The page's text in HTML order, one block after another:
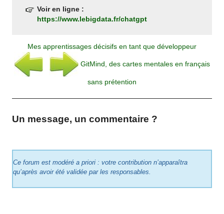
Voir en ligne :
https://www.lebigdata.fr/chatgpt
Mes apprentissages décisifs en tant que développeur
GitMind, des cartes mentales en français
sans prétention
Un message, un commentaire ?
Ce forum est modéré a priori : votre contribution n’apparaîtra
qu’après avoir été validée par les responsables.